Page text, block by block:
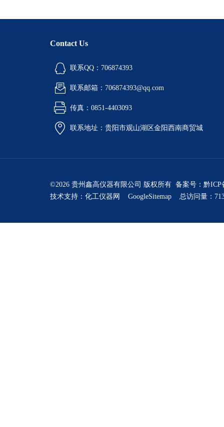
Contact Us
联系QQ：706874393
联系邮箱：706874393@qq.com
传真：0851-4403093
联系地址：贵阳市观山湖区金阳西南商贸城
©2026 贵州鑫高仪器有限公司 版权所有 备案号： 黔ICP
技术支持： 化工仪器网 GoogleSitemap 总访问量：